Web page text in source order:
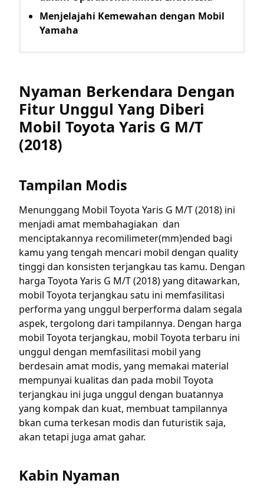
Menjelajahi Kemewahan dengan Mobil
Yamaha
Nyaman Berkendara Dengan
Fitur Unggul Yang Diberi
Mobil Toyota Yaris G M/T
(2018)
Tampilan Modis
Menunggang Mobil Toyota Yaris G M/T (2018) ini
menjadi amat membahagiakan dan
menciptakannya recomilimeter(mm)ended bagi
kamu yang tengah mencari mobil dengan quality
tinggi dan konsisten terjangkau tas kamu. Dengan
harga Toyota Yaris G M/T (2018) yang ditawarkan,
mobil Toyota terjangkau satu ini memfasilitasi
performa yang unggul berperforma dalam segala
aspek, tergolong dari tampilannya. Dengan harga
mobil Toyota terjangkau, mobil Toyota terbaru ini
unggul dengan memfasilitasi mobil yang
berdesain amat modis, yang memakai material
mempunyai kualitas dan pada mobil Toyota
terjangkau ini juga unggul dengan buatannya
yang kompak dan kuat, membuat tampilannya
bkan cuma terkesan modis dan futuristik saja,
akan tetapi juga amat gahar.
Kabin Nyaman